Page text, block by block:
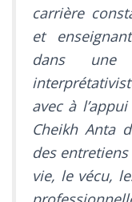
carrière
et
dans une
avec à
Cheikh Anta
des
vie, le vécu,